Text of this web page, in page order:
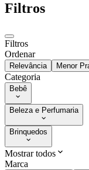
Filtros
Filtros
Ordenar
Relevância Menor
Categoria
Bebê
Beleza e Perfumaria
Brinquedos
Mostrar todos
Marca